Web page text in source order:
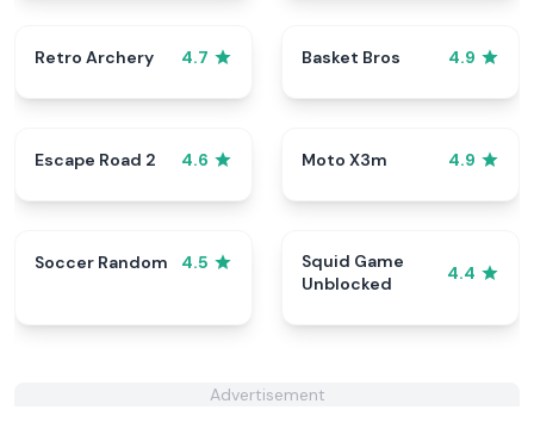
Retro Archery 4.7 Basket Bros 4.9
Escape Road 2 4.6 Moto X3m 4.9
Soccer Random 4.5
Squid Game
Unblocked
4.4
Advertisement